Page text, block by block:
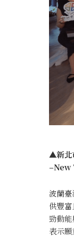
▲新北
–New
波蘭
供豐
勁動
表示